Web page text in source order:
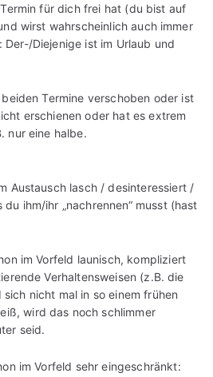
für dich frei hat (du bist auf
wirst wahrscheinlich auch immer
Diejenige ist im Urlaub und
Termine verschoben oder ist
erschienen oder hat es extrem
nur eine halbe.
Austausch lasch / desinteressiert /
ihm/ihr „nachrennen“ musst (hast
im Vorfeld launisch, kompliziert
Verhaltensweisen (z.B. die
nicht mal in so einem frühen
wird das noch schlimmer
seid.
im Vorfeld sehr eingeschränkt: